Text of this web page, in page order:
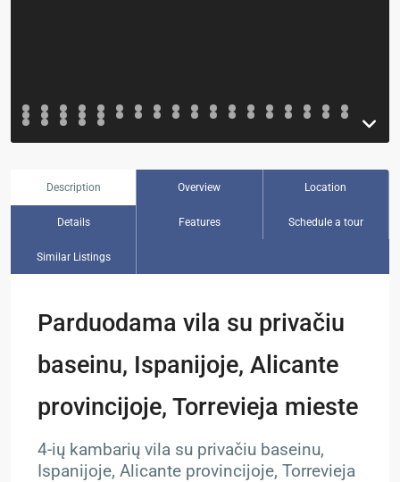
Description Overview Location
Details Features Schedule a tour
Similar Listings
Parduodama vila su privačiu
baseinu, Ispanijoje, Alicante
provincijoje, Torrevieja mieste
4-ių kambarių vila su privačiu baseinu,
Ispanijoje, Alicante provincijoje, Torrevieja